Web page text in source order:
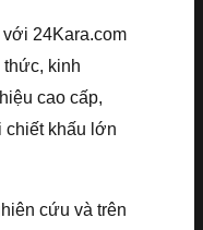
24Kara.com
thức, kinh
cao cấp,
chiết khấu lớn
cứu và trên